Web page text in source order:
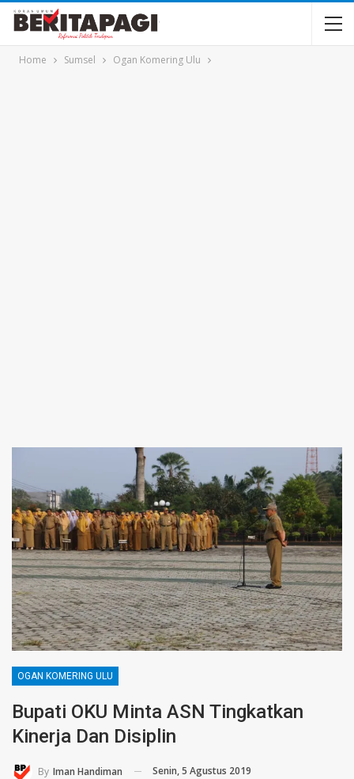
Home Sumsel Ogan Komering Ulu
OGAN KOMERING ULU
Bupati OKU Minta ASN Tingkatkan
Kinerja Dan Disiplin
By Iman Handiman Senin, 5 Agustus 2019